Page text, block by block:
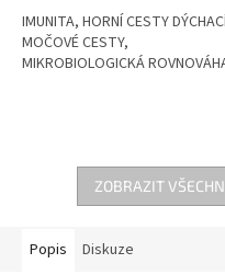
5
hvězdiček.
IMUNITA, HORNÍ CESTY
MOČOVÉ CESTY,
MIKROBIOLOGICKÁ
ZOBRAZIT
Popis Diskuze